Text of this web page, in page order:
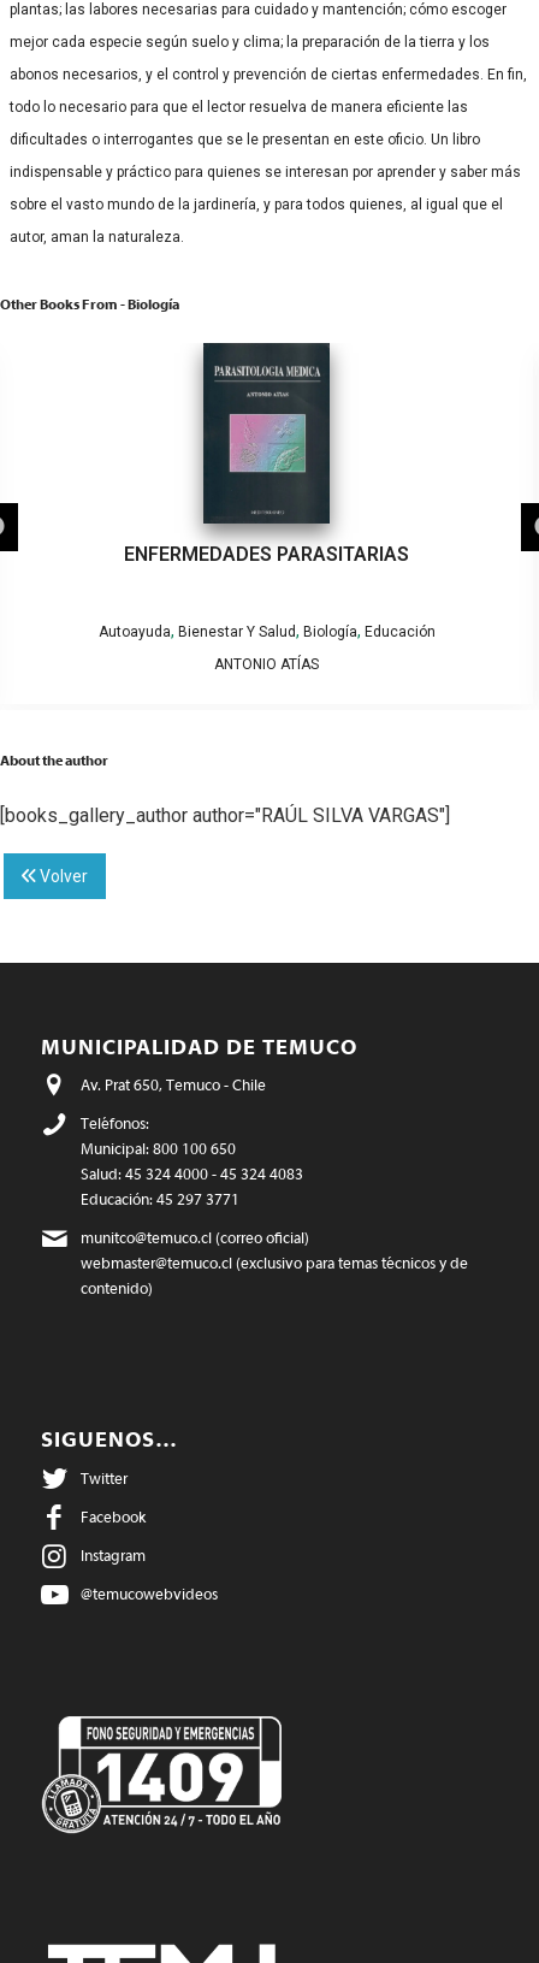
plantas; las labores necesarias para cuidado y mantención; cómo escoger
mejor cada especie según suelo y clima; la preparación de la tierra y los
abonos necesarios, y el control y prevención de ciertas enfermedades. En fin,
todo lo necesario para que el lector resuelva de manera eficiente las
dificultades o interrogantes que se le presentan en este oficio. Un libro
indispensable y práctico para quienes se interesan por aprender y saber más
sobre el vasto mundo de la jardinería, y para todos quienes, al igual que el
autor, aman la naturaleza.
Other Books From - Biología
ENFERMEDADES PARASITARIAS
Autoayuda, Bienestar Y Salud, Biología, Educación
ANTONIO ATÍAS
About the author
[books_gallery_author author="RAÚL SILVA VARGAS"]
Volver
MUNICIPALIDAD DE TEMUCO
Av. Prat 650, Temuco - Chile
Teléfonos:
Municipal: 800 100 650
Salud: 45 324 4000 - 45 324 4083
Educación: 45 297 3771
munitco@temuco.cl(correo oficial)
webmaster@temuco.cl(exclusivo para temas técnicos y de
contenido)
SIGUENOS…
Twitter
Facebook
Instagram
@temucowebvideos